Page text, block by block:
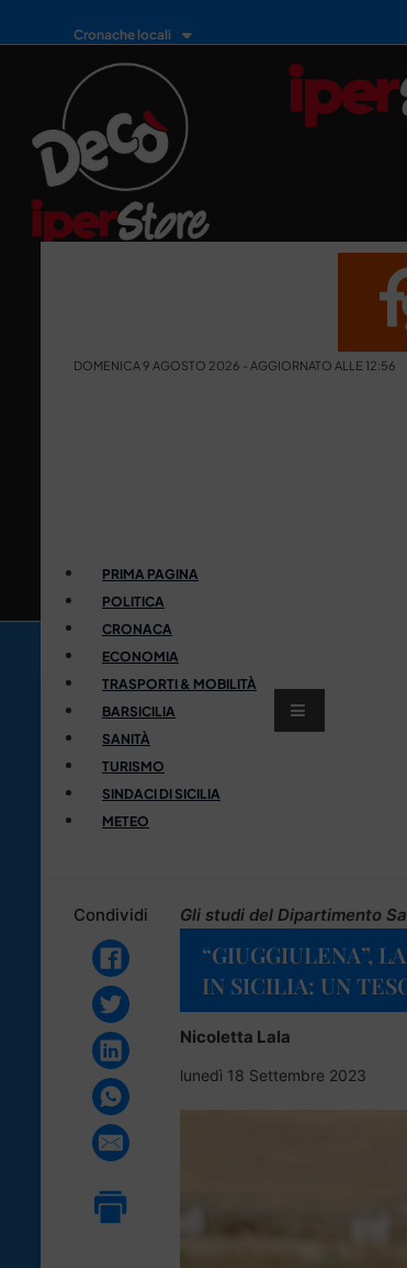
Cronache locali
DOMENICA 9 AGOSTO 2026 - AGGIORNATO ALLE 12:56
PRIMA PAGINA
POLITICA
CRONACA
ECONOMIA
TRASPORTI & MOBILITÀ
BARSICILIA
SANITÀ
TURISMO
SINDACI DI SICILIA
METEO
Condividi Gli studi del Dipartimento
“GIUGGIULENA”,
IN SICILIA: UN
Nicoletta Lala
lunedì 18 Settembre 2023